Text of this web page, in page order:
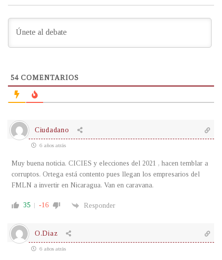
54COMENTARIOS
Ciudadano
6 años atrás
Muy buena noticia. CICIES y elecciones del 2021 , hacen temblar a
corruptos. Ortega está contento pues llegan los empresarios del
FMLN a invertir en Nicaragua. Van en caravana.
35 -16 Responder
O.Diaz
6 años atrás